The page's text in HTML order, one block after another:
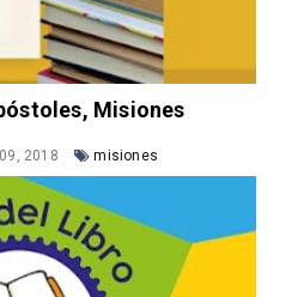
Misiones
2018 misiones